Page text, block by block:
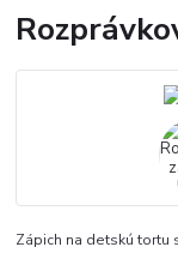
Zápich na detskú tortu